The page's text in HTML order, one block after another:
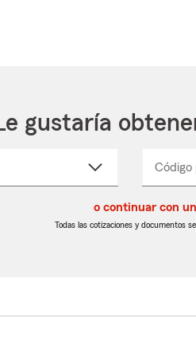
gustaría
Código
_____
o continuar con
Todas las cotizaciones y documentos